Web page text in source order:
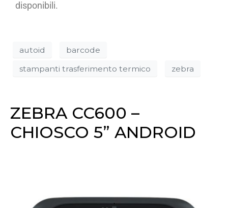
disponibili.
autoid
barcode
stampanti trasferimento termico
zebra
ZEBRA CC600 –
CHIOSCO 5” ANDROID